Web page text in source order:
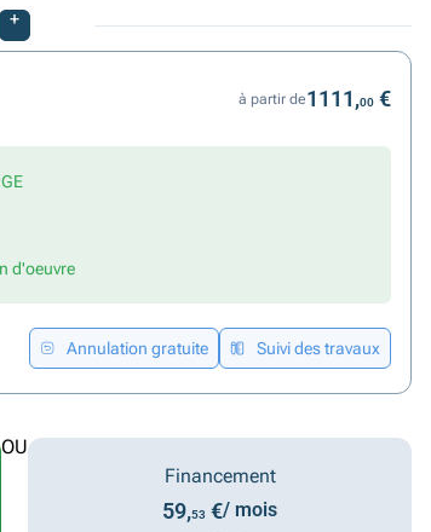
+
à partir de1111,00 €
d'oeuvre
Annulation gratuite Suivi des travaux
OU
Financement
59,53 €/ mois